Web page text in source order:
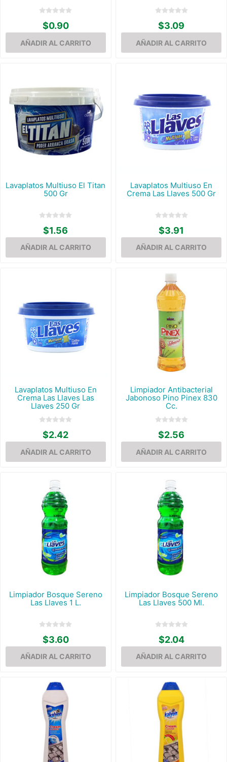
$0.90 $3.09
Lavaplatos Multiuso El Titan
500 Gr
$1.56
Lavaplatos Multiuso En
Crema Las Llaves 500 Gr
$3.91
Lavaplatos Multiuso En
Crema Las Llaves Las
Llaves 250 Gr
$2.42
Limpiador Antibacterial
Jabonoso Pino Pinex 830
Cc.
$2.56
Limpiador Bosque Sereno
Las Llaves 1 L.
$3.60
Limpiador Bosque Sereno
Las Llaves 500 Ml.
$2.04